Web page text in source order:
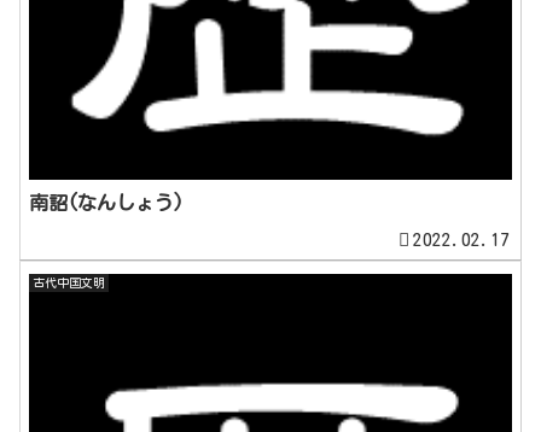
南詔(なんしょう)
2022.02.17
古代中国文明